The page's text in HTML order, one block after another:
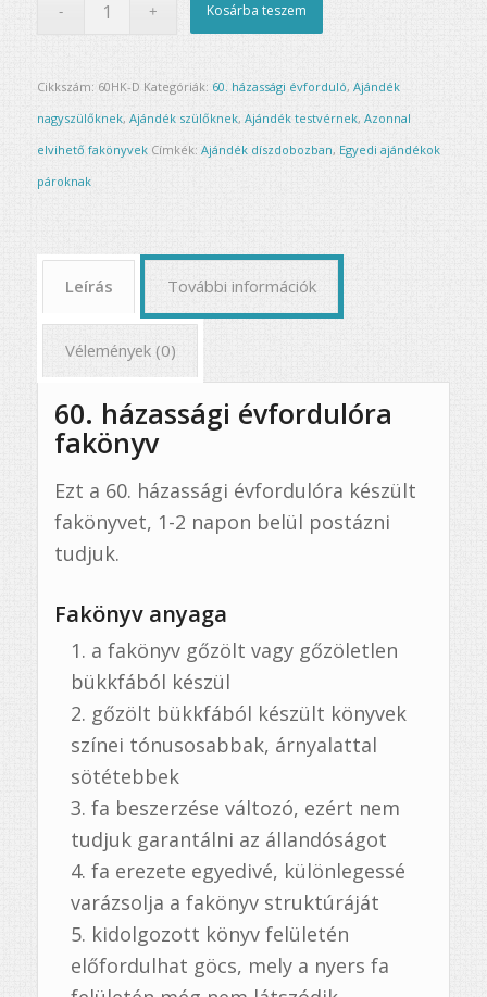
Kosárba teszem
Cikkszám: 60HK-D Kategóriák: 60. házassági évforduló, Ajándék
nagyszülőknek, Ajándék szülőknek, Ajándék testvérnek, Azonnal
elvihető fakönyvek Címkék: Ajándék díszdobozban, Egyedi ajándékok
pároknak
Leírás További információk
Vélemények (0)
60. házassági évfordulóra
fakönyv
Ezt a 60. házassági évfordulóra készült
fakönyvet, 1-2 napon belül postázni
tudjuk.
Fakönyv anyaga
a fakönyv gőzölt vagy gőzöletlen
bükkfából készül
gőzölt bükkfából készült könyvek
színei tónusosabbak, árnyalattal
sötétebbek
fa beszerzése változó, ezért nem
tudjuk garantálni az állandóságot
fa erezete egyedivé, különlegessé
varázsolja a fakönyv struktúráját
kidolgozott könyv felületén
előfordulhat göcs, mely a nyers fa